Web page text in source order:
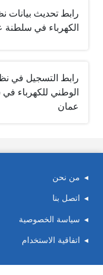
رابط تحديث بيانات
الكهرباء في سلطنة
رابط التسجيل في
الوطني للكهرباء
عمان
من نحن
اتصل بنا
سياسة الخصوصية
اتفاقية الاستخدام